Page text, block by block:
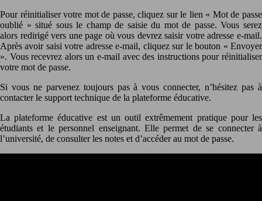
Pour réinitialiser votre mot de passe, cliquez sur le lien « Mot de passe
oublié » situé sous le champ de saisie du mot de passe. Vous serez
alors redirigé vers une page où vous devrez saisir votre adresse e-mail.
Après avoir saisi votre adresse e-mail, cliquez sur le bouton « Envoyer
». Vous recevrez alors un e-mail avec des instructions pour réinitialiser
votre mot de passe.
Si vous ne parvenez toujours pas à vous connecter, n’hésitez pas à
contacter le support technique de la plateforme éducative.
La plateforme éducative est un outil extrêmement pratique pour les
étudiants et le personnel enseignant. Elle permet de se connecter à
l’université, de consulter les notes et d’accéder au mot de passe.